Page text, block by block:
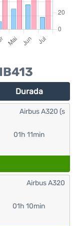
Durada
01h 11min
Airbus A320 (s
01h 10min
Airbus A320